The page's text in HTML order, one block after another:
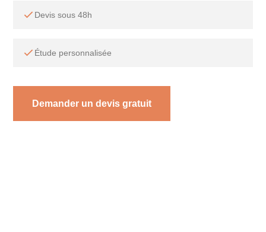
Devis sous 48h
Étude personnalisée
Demander un devis gratuit